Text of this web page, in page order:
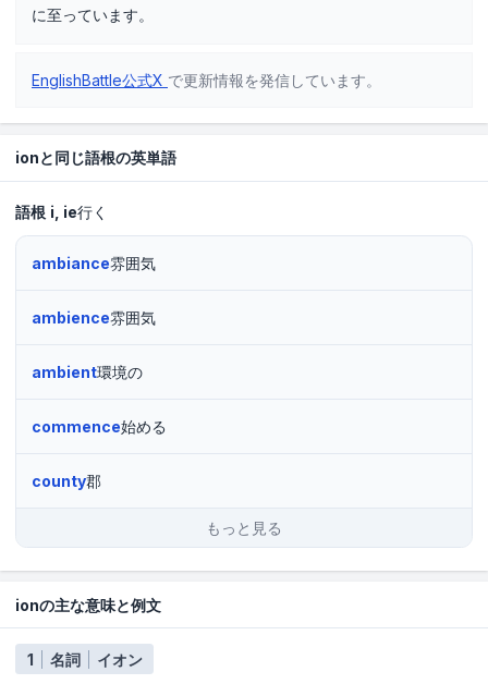
に至っています。
EnglishBattle公式X で更新情報を発信しています。
ionと同じ語根の英単語
語根 i ie行く
ambiance雰囲気
ambience雰囲気
ambient環境の
commence始める
county郡
もっと見る
ionの主な意味と例文
1 名詞 イオン